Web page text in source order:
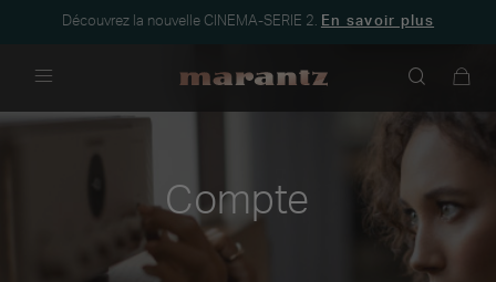
Découvrez la nouvelle CINEMA-SERIE 2. En savoir plus
Compte